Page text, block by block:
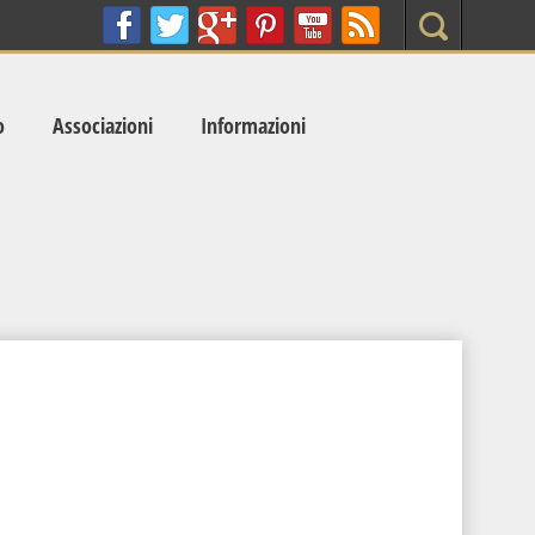
Search
Associazioni Informazioni